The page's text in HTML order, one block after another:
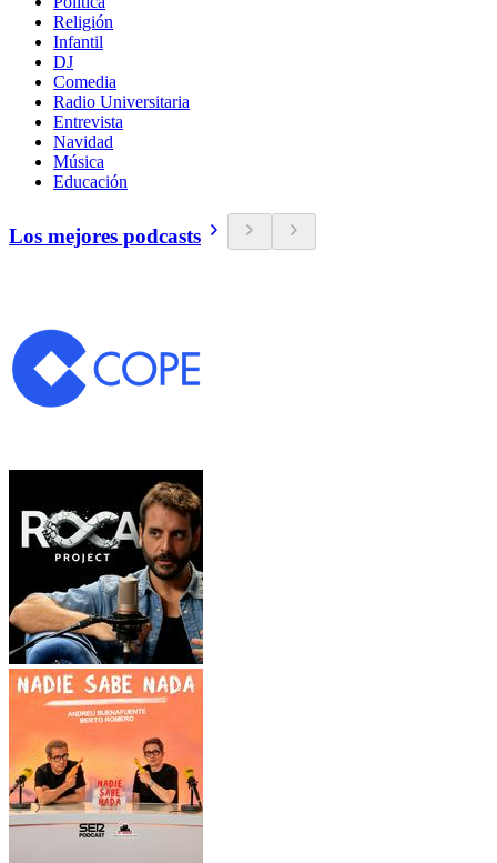
Religión
Infantil
DJ
Comedia
Radio Universitaria
Entrevista
Navidad
Música
Educación
Los mejores podcasts